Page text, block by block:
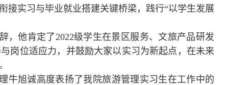
接实习与毕业就业搭建关键桥梁，践行“以学生发展
，他肯定了2022级学生在景区服务、文旅产品研发
岗位适应力，并鼓励大家以实习为新起点，在未来
牛旭诚高度表扬了我院旅游管理实习生在工作中的